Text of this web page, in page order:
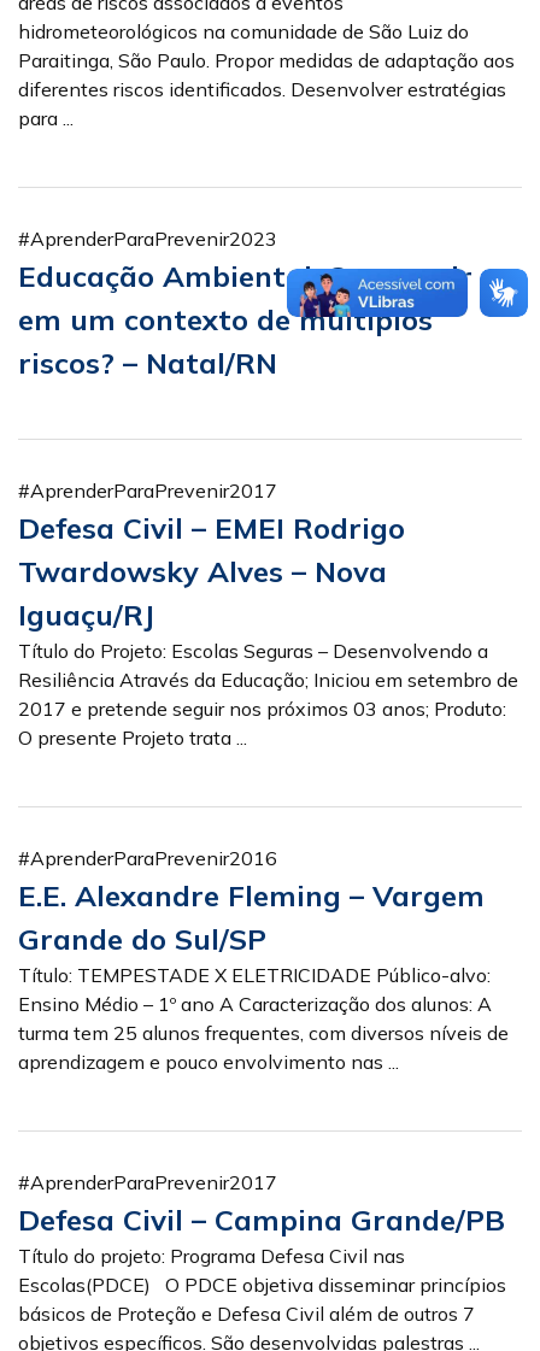
hidrometeorológicos na comunidade de São Luiz do
Paraitinga, São Paulo. Propor medidas de adaptação aos
diferentes riscos identificados. Desenvolver estratégias
para ...
#AprenderParaPrevenir2023
Educação Ambiental: Como agir
em um contexto de múltiplos
riscos? – Natal/RN
#AprenderParaPrevenir2017
Defesa Civil – EMEI Rodrigo
Twardowsky Alves – Nova
Iguaçu/RJ
Título do Projeto: Escolas Seguras – Desenvolvendo a
Resiliência Através da Educação; Iniciou em setembro de
2017 e pretende seguir nos próximos 03 anos; Produto:
O presente Projeto trata ...
#AprenderParaPrevenir2016
E.E. Alexandre Fleming – Vargem
Grande do Sul/SP
Título: TEMPESTADE X ELETRICIDADE Público-alvo:
Ensino Médio – 1º ano A Caracterização dos alunos: A
turma tem 25 alunos frequentes, com diversos níveis de
aprendizagem e pouco envolvimento nas ...
#AprenderParaPrevenir2017
Defesa Civil – Campina Grande/PB
Título do projeto: Programa Defesa Civil nas
Escolas(PDCE) O PDCE objetiva disseminar princípios
básicos de Proteção e Defesa Civil além de outros 7
objetivos específicos. São desenvolvidas palestras ...